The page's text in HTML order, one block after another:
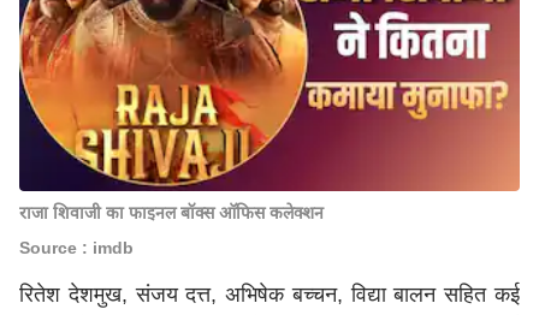
राजा शिवाजी का फाइनल बॉक्स ऑफिस कलेक्शन
Source : imdb
रितेश देशमुख, संजय दत्त, अभिषेक बच्चन, विद्या बालन सहित कई